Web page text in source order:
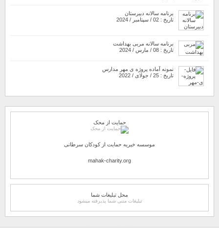
برنامه سالانه دبیرستان
تاریخ : 02 / سپتامبر / 2024
برنامه سالانه مربی بهداشت
تاریخ : 08 / مارس / 2024
نمونه آماده پروژه ی مهر مدارس
تاریخ : 25 / جولای / 2022
حمایت از محک
موسسه خیریه حمایت از کودکان سرطانی
mahak-charity.org
محل تبلیغات شما
تبلیغات متنی شما پذیرفته میشود